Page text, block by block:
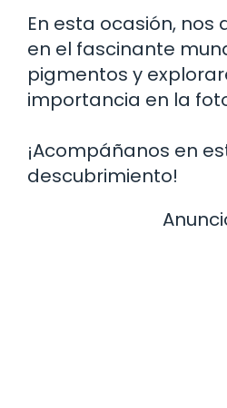
En esta ocasión,
en el fascinante
pigmentos y
importancia en la
¡Acompáñanos en
descubrimiento!